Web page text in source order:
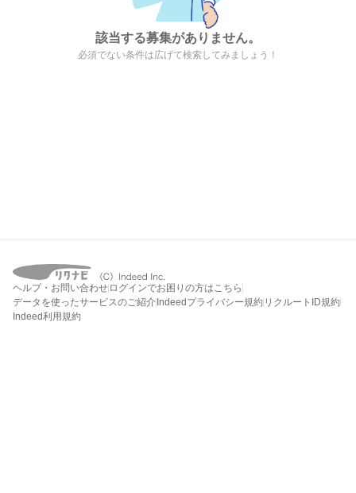
該当する募集がありません。
必須でない条件は広げて検索してみましょう！
ヘルプ・お問い合わせ ログインでお困りの方はこちら
データを使ったサービスのご紹介 Indeedプライバシー規約 リクルートID規約
Indeed利用規約